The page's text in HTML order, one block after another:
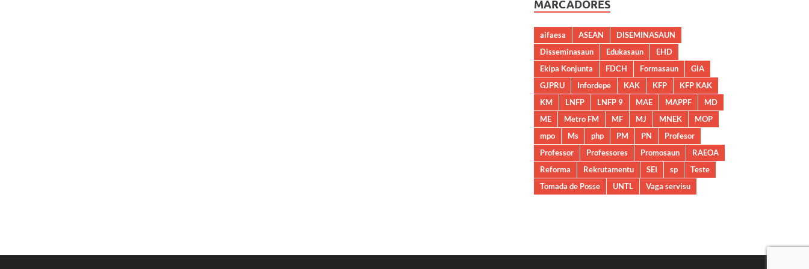
MARCADORES
aifaesa ASEAN
DISEMINASAUN
Disseminasaun
Edukasaun
EHD
Ekipa Konjunta
FDCH Formasaun
GIA
GJPRU
Infordepe KAK KFP
KFP KAK
KM
LNFP LNFP 9 MAE MAPPF
MD
ME
Metro FM MF MJ MNEK
MOP
mpo
Ms php PM PN
Profesor
Professor
Professores Promosaun
RAEOA
Reforma
Rekrutamentu SEI sp
Teste
Tomada de Posse
UNTL Vaga servisu